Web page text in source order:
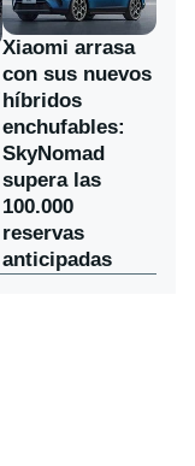
Xiaomi arrasa
con sus nuevos
híbridos
enchufables:
SkyNomad
supera las
100.000
reservas
anticipadas